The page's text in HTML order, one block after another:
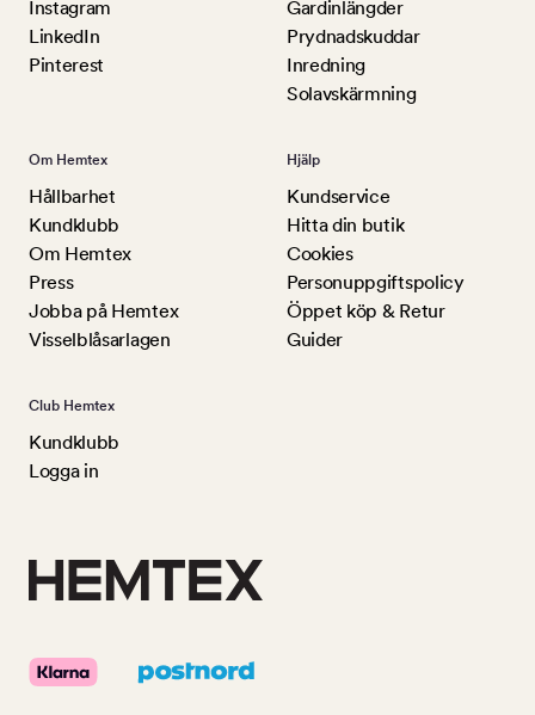
Instagram
LinkedIn
Pinterest
Gardinlängder
Prydnadskuddar
Inredning
Solavskärmning
Om Hemtex
Hållbarhet
Kundklubb
Om Hemtex
Press
Jobba på Hemtex
Visselblåsarlagen
Hjälp
Kundservice
Hitta din butik
Cookies
Personuppgiftspolicy
Öppet köp & Retur
Guider
Club Hemtex
Kundklubb
Logga in